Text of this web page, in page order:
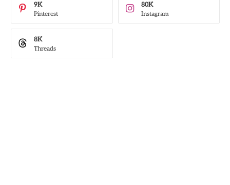
Pinterest
9K
Instagram
80K
Threads
8K